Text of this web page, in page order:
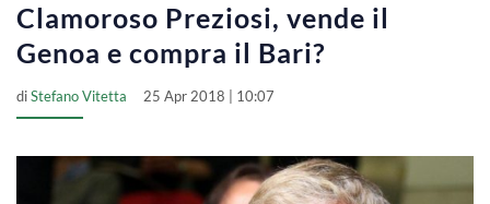
Clamoroso Preziosi, vende il
Genoa e compra il Bari?
diStefano Vitetta 25 Apr 2018 | 10:07